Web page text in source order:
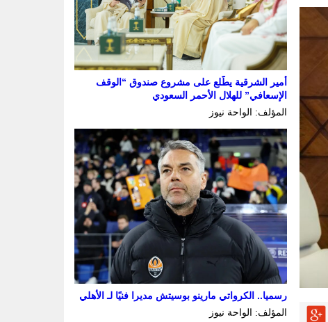
أمير الشرقية يطّلع على مشروع صندوق “الوقف
الإسعافي” للهلال الأحمر السعودي
المؤلف: الواحة نيوز
رسميا.. الكرواتي مارينو بوسيتش مديرا فنيًا لـ الأهلي
المؤلف: الواحة نيوز